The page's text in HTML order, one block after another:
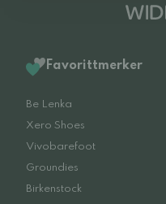
Favorittmerker
Be Lenka
Xero Shoes
Vivobarefoot
Groundies
Birkenstock